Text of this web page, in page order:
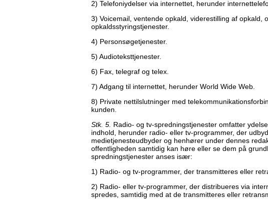
2) Telefoniydelser via internettet, herunder
3) Voicemail, ventende opkald, viderestilling af opkald,
opkaldsstyringstjenester.
4) Personsøgetjenester.
5) Audioteksttjenester.
6) Fax, telegraf og telex.
7) Adgang til internettet, herunder World Wide Web.
8) Private nettilslutninger med
kunden.
Stk. 5. Radio- og tv-spredningstjenester omfatter
indhold, herunder radio- eller tv-programmer, der
medietjenesteudbyder og henhører under dennes
offentligheden samtidig kan høre eller se dem på
spredningstjenester anses især:
1) Radio- og tv-programmer, der transmitteres eller
2) Radio- eller tv-programmer, der distribueres via
spredes, samtidig med at de transmitteres eller